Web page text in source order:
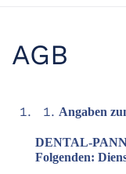
AGB
Angaben
DENTAL-
Folgenden: